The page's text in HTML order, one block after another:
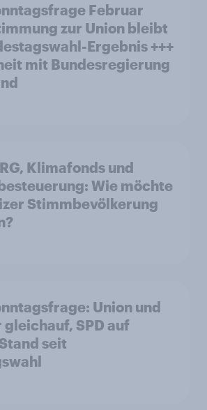
Februar
zur Union bleibt
Ergebnis +++
mit Bundesregierung
Klimafonds und
Wie möchte
Stimmbevölkerung
Union und
SPD auf
seit